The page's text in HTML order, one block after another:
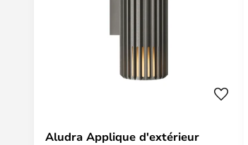
Aludra Applique d'extérieur